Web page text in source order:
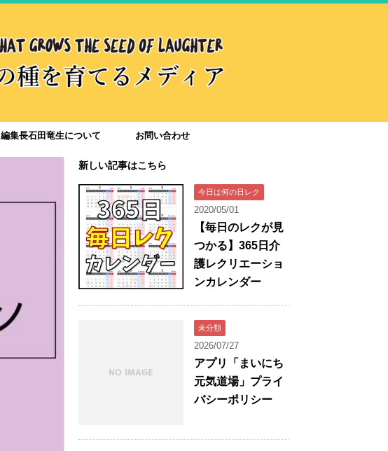
編集長石田竜生について お問い合わせ
新しい記事はこちら
今日は何の日レク
2020/05/01
【毎日のレクが見
つかる】365日介
護レクリエーショ
ンカレンダー
未分類
2026/07/27
アプリ「まいにち
元気道場」プライ
バシーポリシー